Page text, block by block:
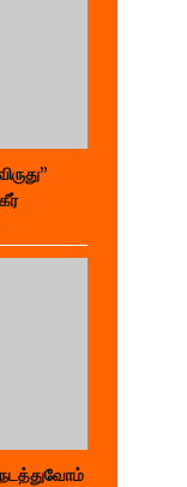
நடத்துவோம்